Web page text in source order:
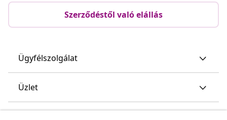
Szerződéstől való elállás
Ügyfélszolgálat
Üzlet